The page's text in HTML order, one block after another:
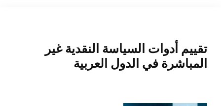
تقييم أدوات السياسة النقدية غير
المباشرة في الدول العربية